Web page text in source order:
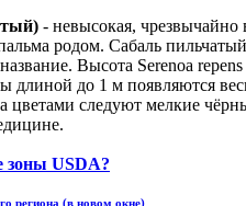
- невысокая,
родом. Сабаль
Высота Serenoa
длиной до 1 м появляются
цветами следуют мелкие
региона (в новом окне)